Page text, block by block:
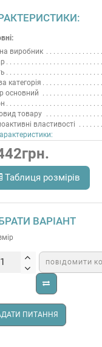
виробник
категорія
основний
товару
властивості
Таблиця розмірів
ВАРІАНТ
ПОВІДОМИТИ
ПИТАННЯ